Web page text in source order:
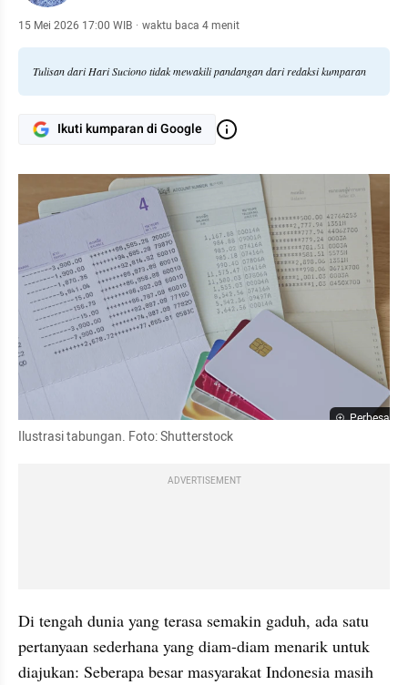
kebutuhan uang rupiah, proyeksi kas, serta koordinasi
15 Mei 2026 17:00 WIB · waktu baca 4 menit
Tulisan dari Hari Suciono tidak mewakili pandangan dari redaksi kumparan
Ikuti kumparan di Google
Perbesar
Ilustrasi tabungan. Foto: Shutterstock
ADVERTISEMENT
Di tengah dunia yang terasa semakin gaduh, ada satu
pertanyaan sederhana yang diam-diam menarik untuk
diajukan: Seberapa besar masyarakat Indonesia masih